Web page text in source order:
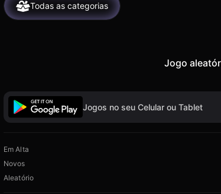
Todas as categorias
Jogo
Jogos no seu Celular ou Tablet
Em Alta
Novos
Aleatório